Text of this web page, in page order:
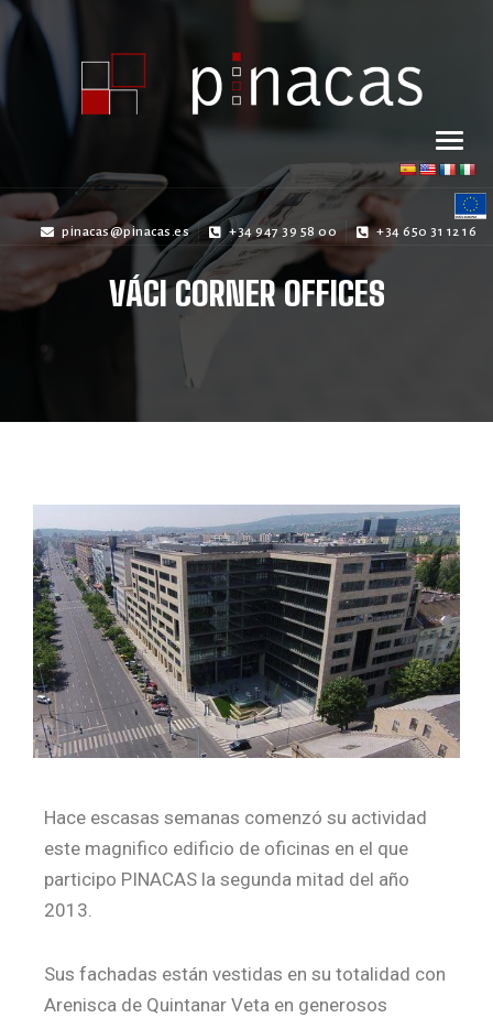
pinacas@pinacas.es +34 947 39 58 00 +34 650 31 12 16
VÁCI CORNER OFFICES
Hace escasas semanas comenzó su actividad
este magnifico edificio de oficinas en el que
participo PINACAS la segunda mitad del año
2013.
Sus fachadas están vestidas en su totalidad con
Arenisca de Quintanar Veta en generosos